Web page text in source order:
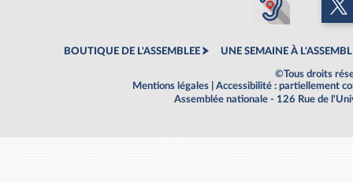
BOUTIQUE DE L'ASSEMBLEE UNE SEMAINE À
©Tous droits
Mentions légales
Accessibilité : partiellement
Assemblée nationale - 126 Rue de